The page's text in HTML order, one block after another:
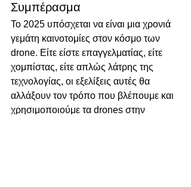
Συμπέρασμα
Το 2025 υπόσχεται να είναι μια χρονιά
γεμάτη καινοτομίες στον κόσμο των
drone. Είτε είστε επαγγελματίας, είτε
χομπίστας, είτε απλώς λάτρης της
τεχνολογίας, οι εξελίξεις αυτές θα
αλλάξουν τον τρόπο που βλέπουμε και
χρησιμοποιούμε τα drones στην